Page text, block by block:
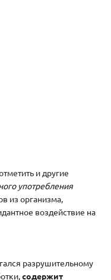
и другие
употребления
из организма,
воздействие на
разрушительному
содержит